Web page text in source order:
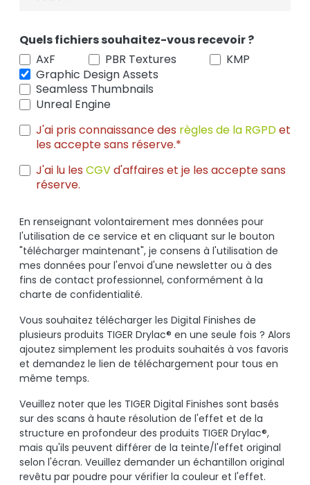
Quels fichiers souhaitez-vous recevoir ?
AxF
PBR Textures
KMP
Graphic Design Assets
Seamless Thumbnails
Unreal Engine
J'ai pris connaissance des règles de la RGPDet
les accepte sans réserve.*
J'ai lu les CGVd'affaires et je les accepte sans
réserve.
En renseignant volontairement mes données pour
l'utilisation de ce service et en cliquant sur le bouton
"télécharger maintenant", je consens à l'utilisation de
mes données pour l'envoi d'une newsletter ou à des
fins de contact professionnel, conformément à la
charte de confidentialité.
Vous souhaitez télécharger les Digital Finishes de
plusieurs produits TIGER Drylac® en une seule fois ? Alors
ajoutez simplement les produits souhaités à vos favoris
et demandez le lien de téléchargement pour tous en
même temps.
Veuillez noter que les TIGER Digital Finishes sont basés
sur des scans à haute résolution de l'effet et de la
structure en profondeur des produits TIGER Drylac®,
mais qu'ils peuvent différer de la teinte/l'effet original
selon l'écran. Veuillez demander un échantillon original
revêtu par poudre pour vérifier la couleur et l'effet.